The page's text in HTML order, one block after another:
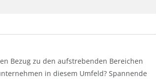
Bezug zu den aufstrebenden Bereichen
in diesem Umfeld? Spannende